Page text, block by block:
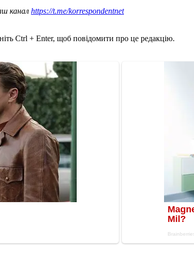
канал https://t.me/korrespondentnet
Ctrl + Enter, щоб повідомити про це редакцію.